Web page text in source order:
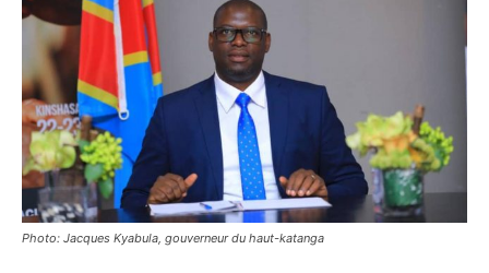
Photo: Jacques Kyabula, gouverneur du haut-katanga